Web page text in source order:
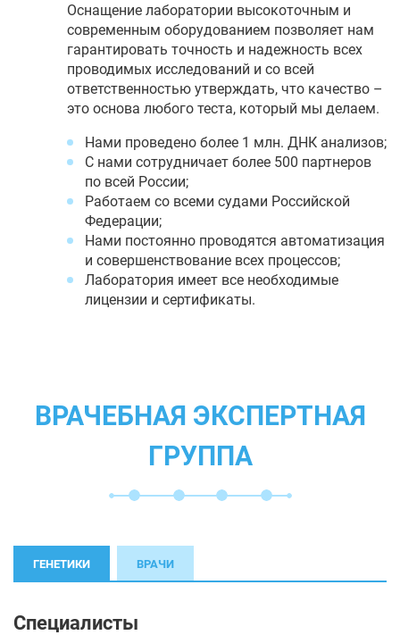
Оснащение лаборатории высокоточным и
современным оборудованием позволяет нам
гарантировать точность и надежность всех
проводимых исследований и со всей
ответственностью утверждать, что качество –
это основа любого теста, который мы делаем.
Нами проведено более 1 млн. ДНК анализов;
С нами сотрудничает более 500 партнеров
по всей России;
Работаем со всеми судами Российской
Федерации;
Нами постоянно проводятся автоматизация
и совершенствование всех процессов;
Лаборатория имеет все необходимые
лицензии и сертификаты.
ВРАЧЕБНАЯ ЭКСПЕРТНАЯ
ГРУППА
ГЕНЕТИКИ ВРАЧИ
Специалисты